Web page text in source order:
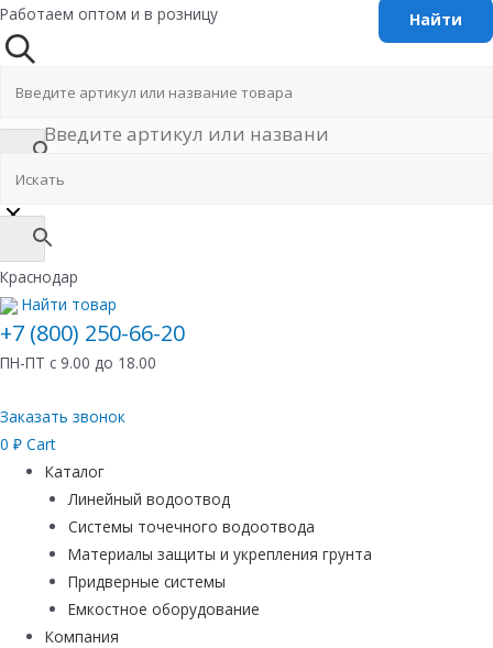
Перейти
к
содержимому
Работаем оптом и в розницу
Краснодар
Найти товар
+7 (800) 250-66-20
ПН-ПТ с 9.00 до 18.00
Заказать звонок
0 ₽ Cart
Каталог
Линейный водоотвод
Системы точечного водоотвода
Материалы защиты и укрепления грунта
Придверные системы
Емкостное оборудование
Компания